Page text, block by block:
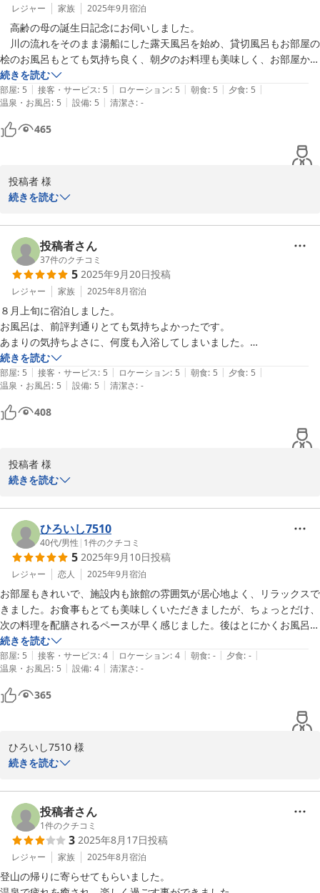
「五感すべてで楽しむ四季」を体現できるよう、日々サービスの向
上を図って参ります。
またのご来館を心よりお待ちしております。
大丸温泉旅館
2025-10-16
レジャー 家族 2025年9月宿泊
高齢の母の誕生日記念にお伺いしました。
川の流れをそのまま湯船にした露天風呂を始め、貸切風呂もお部屋の
桧のお風呂もとても気持ち良く、朝夕のお料理も美味しく、お部屋から
の眺めも良くてゆっくり過ごすことができ、スタッフの方々もみなさん
とても親切で朗らかで気持ち良く接していただき、とても満足のゆく滞
在になりました。
母のリクエストとして、「お風呂にもう少し多めに手すりがあると安
心して湯船に入れる」ということでしたので、ご検討いただけましたら
続きを読む
部屋: 5 | 接客・サービス: 5 | ロケーション: 5 | 朝食: 5 | 夕食: 5 |
温泉・お風呂: 5 | 設備: 5 | 清潔さ: -
465
投稿者 様
ございます。
当館のスタッフ対応にご満足いただけたようで、大変嬉しく思いま
す。
今後もお客様に安心してお過ごしいただけるよう努めて参ります。
「五感すべてで楽しむ四季」を体現できるよう、日々サービスの向
上を図って参ります。
またのご来館を心よりお待ちしております。
大丸温泉旅館
2025-10-09
続きを読む
投稿者さん
37件のクチコミ
5 2025年9月20日投稿
レジャー 家族 2025年8月宿泊
８月上旬に宿泊しました。
お風呂は、前評判通りとても気持ちよかったです。
あまりの気持ちよさに、何度も入浴してしまいました。
湯浴み着が用意されていて、女性も安心して入れるのがいいですね。
部屋の設備では、足を伸ばして座れる（寝転べる？）ソファーが
特に気持ちよかったです。
ぜひ、また宿泊したいです。
続きを読む
部屋: 5 | 接客・サービス: 5 | ロケーション: 5 | 朝食: 5 | 夕食: 5 |
温泉・お風呂: 5 | 設備: 5 | 清潔さ: -
408
投稿者 様
当館の温泉をお楽しみいただけたようで、大変嬉しく思います。
心身のリフレッシュのお役に立てていれば幸いでございます。
いつ来られてもご満足いただけるような旅館作りを目指してこれか
らも努力して参ります。
またのご来館を心よりお待ちしております。
大丸温泉旅館
2025-10-02
続きを読む
ひろいし7510
40代/男性 | 1件のクチコミ
5 2025年9月10日投稿
レジャー 恋人 2025年9月宿泊
お部屋もきれいで、施設内も旅館の雰囲気が居心地よく、リラックスで
きました。お食事もとても美味しくいただきましたが、ちょっとだけ、
次の料理を配膳されるペースが早く感じました。後はとにかくお風呂が
素晴らしかったです！色々な温泉にお邪魔してきましたが、自身の歴代
続きを読む
部屋: 5 | 接客・サービス: 4 | ロケーション: 4 | 朝食: - | 夕食: - |
温泉・お風呂: 5 | 設備: 4 | 清潔さ: -
365
ひろいし7510 様
お部屋にご満足いただけたようで、スタッフ一同、喜んでおりま
す。
今後も快適な滞在を提供できるよう努力して参ります。
「五感すべてで楽しむ四季」を体現できるよう、日々サービスの向
上を図って参ります。
続きを読む
投稿者さん
1件のクチコミ
3 2025年8月17日投稿
レジャー 家族 2025年8月宿泊
登山の帰りに寄らせてもらいました。